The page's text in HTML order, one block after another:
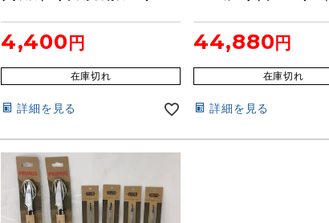
4,400
在庫切れ
詳細を見る
44,880
在庫切れ
詳細を見る